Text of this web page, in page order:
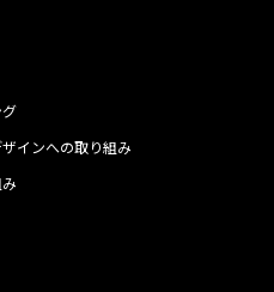
インへの取り組み